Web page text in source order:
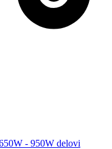
- 950W delovi